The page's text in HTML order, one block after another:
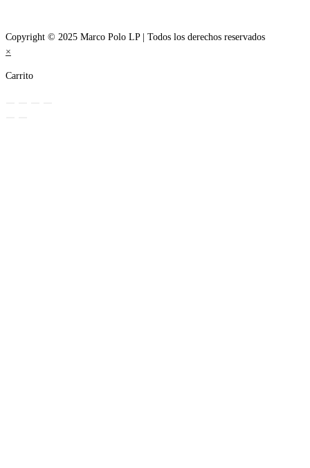
Copyright © 2025 Marco Polo LP | Todos los derechos reservados
×
Carrito